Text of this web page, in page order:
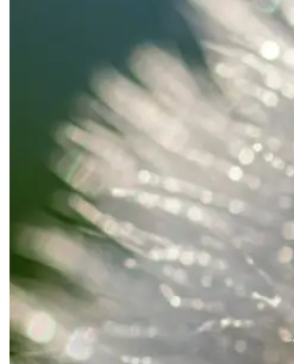
أزياء وتصميم عالي المستوى
أخضر نعناعي تقف أمام خلفية
فاخرًا، مع طبقات وتقنيات كشكشة
السحب، مما يبرز ملمسًا أثيريًا
كيف يمكن للذكاء الاصطناعي
في الأعمال الفنية الرقمية. يمكّن
مولد Imagen-4 المصممين والعلامات التجارية من تصور مجموعات
وإنشاء صور تسويقية تبرز في
سوق مزدحم. قدرات Imagen-4 في عرض الأزياء مثالية للكتالوجات